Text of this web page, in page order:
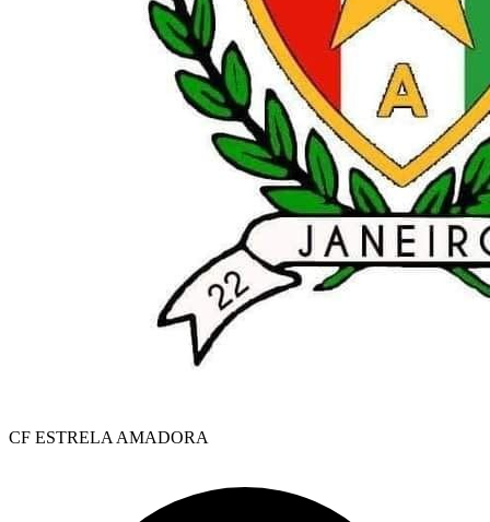
CF ESTRELA AMADORA